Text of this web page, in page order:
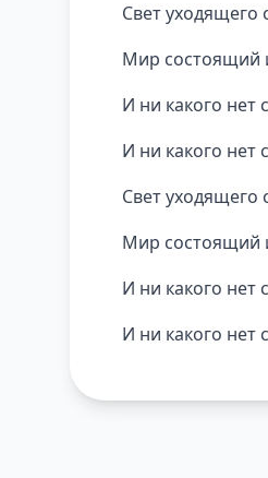
Свет уходящего
Мир состоящий
И ни какого нет
И ни какого
Свет уходящего
Мир состоящий
И ни какого нет
И ни какого